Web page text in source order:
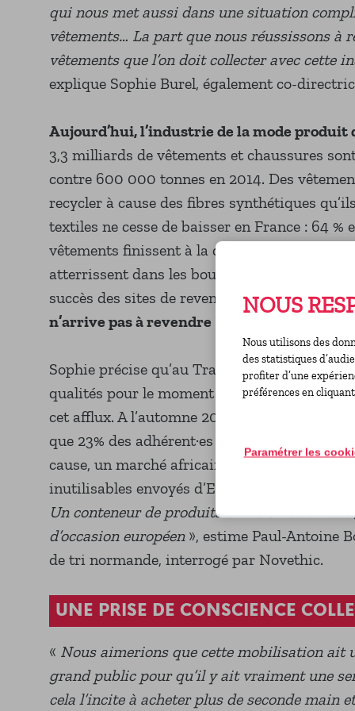
qui nous met aussi dans une situation
vêtements… La part que nous réussissons
vêtements que l’on doit collecter avec cette
explique Sophie Burel, également co-
Aujourd’hui, l’industrie de la mode
3,3 milliards de vêtements et chaussures
contre 600 000 tonnes en 2014. Des
recycler à cause des fibres synthétiques
textiles ne cesse de baisser en France : 64 %
vêtements finissent à la décharge ou sont
atterrissent dans les boutiques solidaires.
succès des sites de revente entre
n’arrive pas à revendre : la mode jetable.
Sophie précise qu’au TransiStore, elles sont
qualités pour le moment mais elle sait
cet afflux. A l’automne 2024, le réseau
que 23% des adhérent·es avaient dû faire
cause, un marché africain en pleine
inutilisables envoyés d’Europe et qui préfère
Un conteneur de produits chinois neufs
d’occasion européen», estime Paul-Antoine
de tri normande, interrogé par Novethic.
UNE PRISE DE CONSCIENCE
« Nous aimerions que cette mobilisation ait
grand public pour qu’il y ait vraiment une
cela l’incite à acheter plus de seconde main
NOUS
Nous utilisons des
des statistiques
profiter d’une
préférences en
Paramétrer les